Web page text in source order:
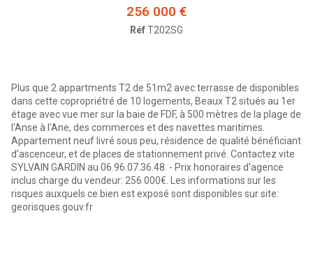
256 000 €
RéfT202SG
Plus que 2 appartments T2 de 51m2 avec terrasse de disponibles
dans cette copropriétré de 10 logements, Beaux T2 situés au 1er
étage avec vue mer sur la baie de FDF, à 500 mètres de la plage de
l'Anse à l'Ane, des commerces et des navettes maritimes.
Appartement neuf livré sous peu, résidence de qualité bénéficiant
d'ascenceur, et de places de stationnement privé. Contactez vite
SYLVAIN GARDIN au 06.96.07.36.48. - Prix honoraires d'agence
inclus charge du vendeur: 256 000€. Les informations sur les
risques auxquels ce bien est exposé sont disponibles sur site:
georisques.gouv.fr